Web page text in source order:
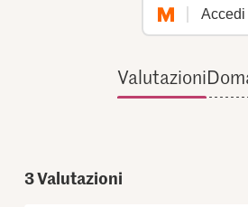
Accedi
Valutazioni
3Valutazioni